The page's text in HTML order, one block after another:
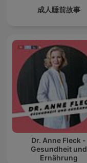
成人睡前故事
Dr. Anne Fleck -
Gesundheit und
Ernährung